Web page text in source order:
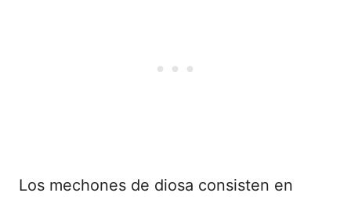
Los mechones de diosa consisten en